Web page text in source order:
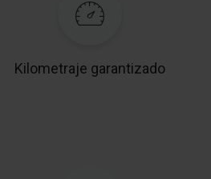
Kilometraje garantizado